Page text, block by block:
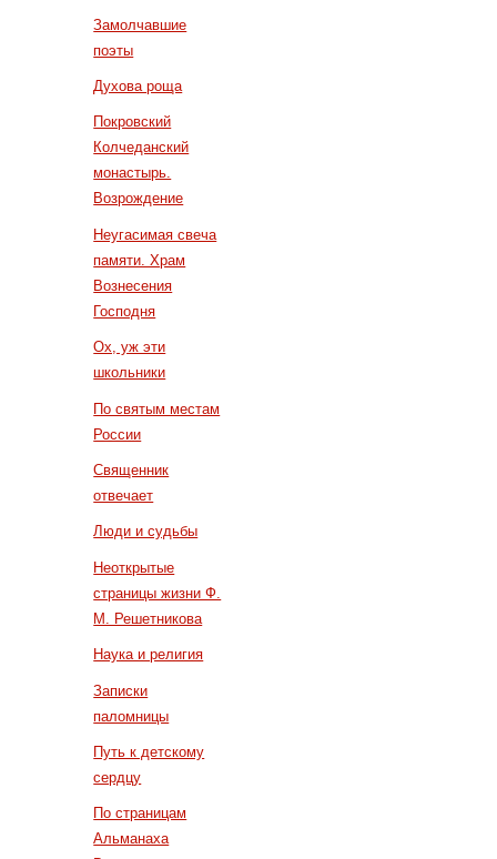
Замолчавшие
поэты
Духова роща
Покровский
Колчеданский
монастырь.
Возрождение
Неугасимая свеча
памяти. Храм
Вознесения
Господня
Ох, уж эти
школьники
По святым местам
России
Священник
отвечает
Люди и судьбы
Неоткрытые
страницы жизни Ф.
М. Решетникова
Наука и религия
Записки
паломницы
Путь к детскому
сердцу
По страницам
Альманаха